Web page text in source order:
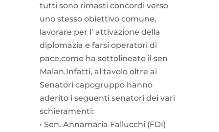
tutti sono rimasti concordi verso
uno stesso obiettivo comune,
lavorare per l’ attivazione della
diplomazia e farsi operatori di
pace,come ha sottolineato il sen
Malan.Infatti, al tavolo oltre ai
Senatori capogruppo hanno
aderito i seguenti senatori dei vari
schieramenti:
•⁠ ⁠Sen. Annamaria Fallucchi (FDI)